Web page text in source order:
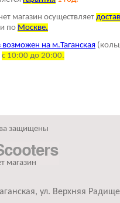
магазин осуществляет
по Москве.
на м.Таганская
с 10:00 до 20:00.
защищены
магазин
ул. Верхняя